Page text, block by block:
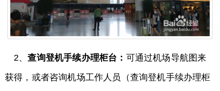
2、查询登机手续办理柜台： 可通过机场导航图来
获得，或者咨询机场工作人员（查询登机手续办理柜